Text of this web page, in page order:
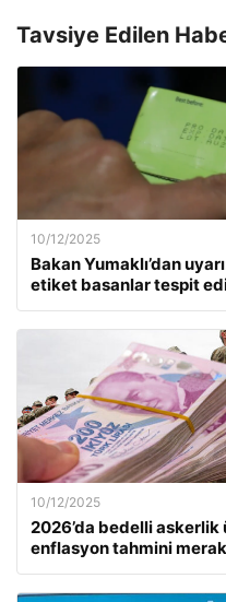
Tavsiye Edilen
10/12/2025
Bakan Yumaklı’dan
etiket basanlar tespit
10/12/2025
2026’da bedelli
enflasyon tahmini